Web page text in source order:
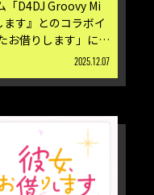
「D4DJ Groovy Mi
す』とのコラボイ
お借りします」に登
2025.12.07